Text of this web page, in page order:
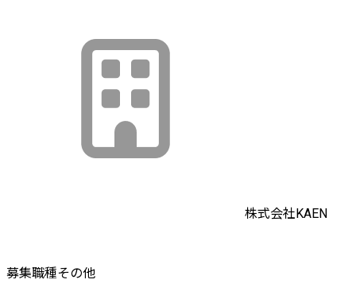
株式会社KAEN
募集職種その他